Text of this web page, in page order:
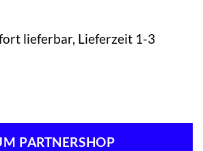
lieferbar, Lieferzeit 1-3
PARTNERSHOP